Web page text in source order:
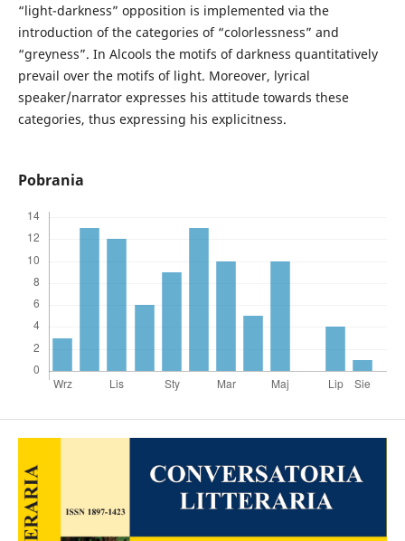
“light-darkness” opposition is implemented via the
introduction of the categories of “colorlessness” and
“greyness”. In Alcools the motifs of darkness quantitatively
prevail over the motifs of light. Moreover, lyrical
speaker/narrator expresses his attitude towards these
categories, thus expressing his explicitness.
Pobrania